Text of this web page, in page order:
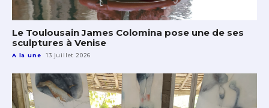
Le Toulousain James Colomina pose une de ses
sculptures à Venise
A la une 13 juillet 2026